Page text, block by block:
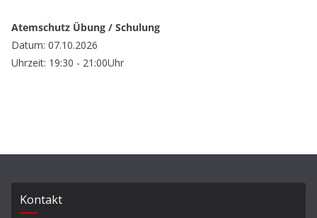
Atemschutz Übung / Schulung
Datum: 07.10.2026
Uhrzeit: 19:30 - 21:00Uhr
Kontakt